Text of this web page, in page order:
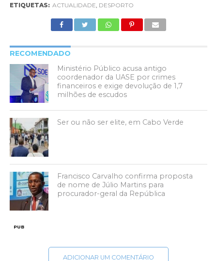
ETIQUETAS: ACTUALIDADE, DESPORTO
RECOMENDADO
Ministério Público acusa antigo
coordenador da UASE por crimes
financeiros e exige devolução de 1,7
milhões de escudos
Ser ou não ser elite, em Cabo Verde
Francisco Carvalho confirma proposta
de nome de Júlio Martins para
procurador-geral da República
PUB
ADICIONAR UM COMENTÁRIO